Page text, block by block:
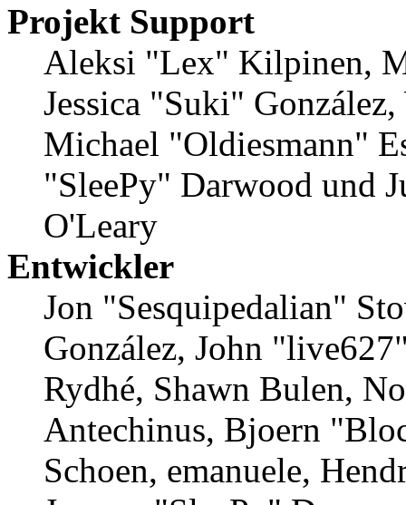
Projekt Support
Aleksi "Lex" Kilpinen,
Jessica "Suki"
Michael "Oldiesmann"
"SleePy" Darwood und
O'Leary
Entwickler
Jon "Sesquipedalian"
González, John
Rydhé, Shawn Bulen,
Antechinus, Bjoern
Schoen, emanuele,